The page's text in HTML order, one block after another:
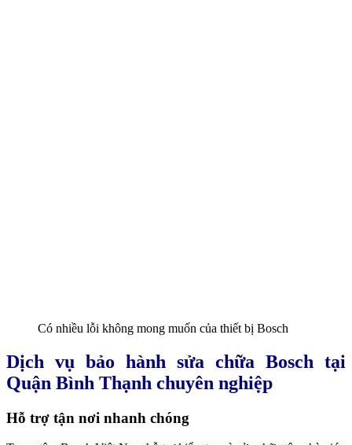
Có nhiều lỗi không mong muốn của thiết bị Bosch
Dịch vụ bảo hành sửa chữa Bosch tại
Quận Bình Thạnh chuyên nghiệp
Hỗ trợ tận nơi nhanh chóng